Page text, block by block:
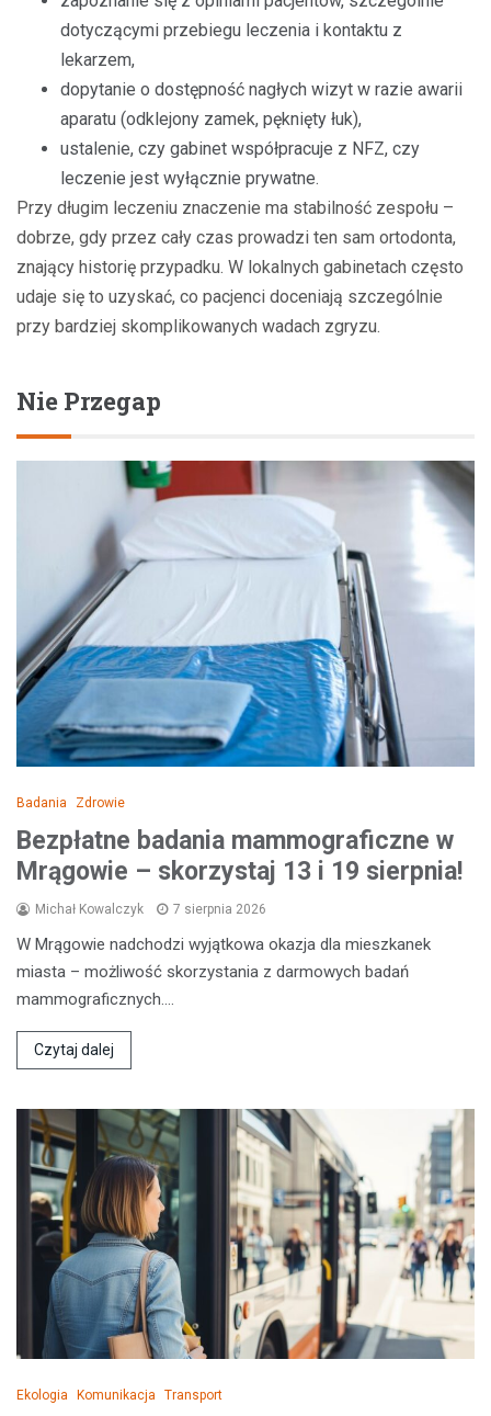
dotyczącymi przebiegu leczenia i kontaktu z
lekarzem,
dopytanie o dostępność nagłych wizyt w razie awarii
aparatu (odklejony zamek, pęknięty łuk),
ustalenie, czy gabinet współpracuje z NFZ, czy
leczenie jest wyłącznie prywatne.
Przy długim leczeniu znaczenie ma stabilność zespołu –
dobrze, gdy przez cały czas prowadzi ten sam ortodonta,
znający historię przypadku. W lokalnych gabinetach często
udaje się to uzyskać, co pacjenci doceniają szczególnie
przy bardziej skomplikowanych wadach zgryzu.
Nie Przegap
Badania Zdrowie
Bezpłatne badania mammograficzne w
Mrągowie – skorzystaj 13 i 19 sierpnia!
Michał Kowalczyk 7 sierpnia 2026
W Mrągowie nadchodzi wyjątkowa okazja dla mieszkanek
miasta – możliwość skorzystania z darmowych badań
mammograficznych.…
Czytaj dalej
Ekologia Komunikacja Transport